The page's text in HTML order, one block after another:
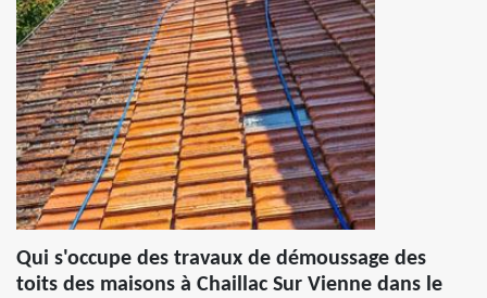
Qui s'occupe des travaux de démoussage des
toits des maisons à Chaillac Sur Vienne dans le